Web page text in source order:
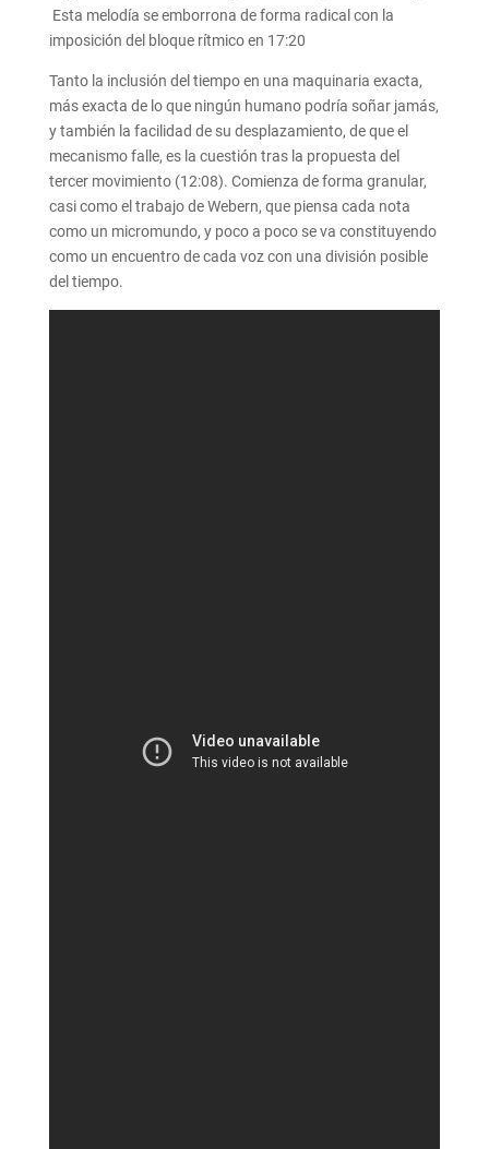
Esta melodía se emborrona de forma radical con la
imposición del bloque rítmico en 17:20
Tanto la inclusión del tiempo en una maquinaria exacta,
más exacta de lo que ningún humano podría soñar jamás,
y también la facilidad de su desplazamiento, de que el
mecanismo falle, es la cuestión tras la propuesta del
tercer movimiento (12:08). Comienza de forma granular,
casi como el trabajo de Webern, que piensa cada nota
como un micromundo, y poco a poco se va constituyendo
como un encuentro de cada voz con una división posible
del tiempo.